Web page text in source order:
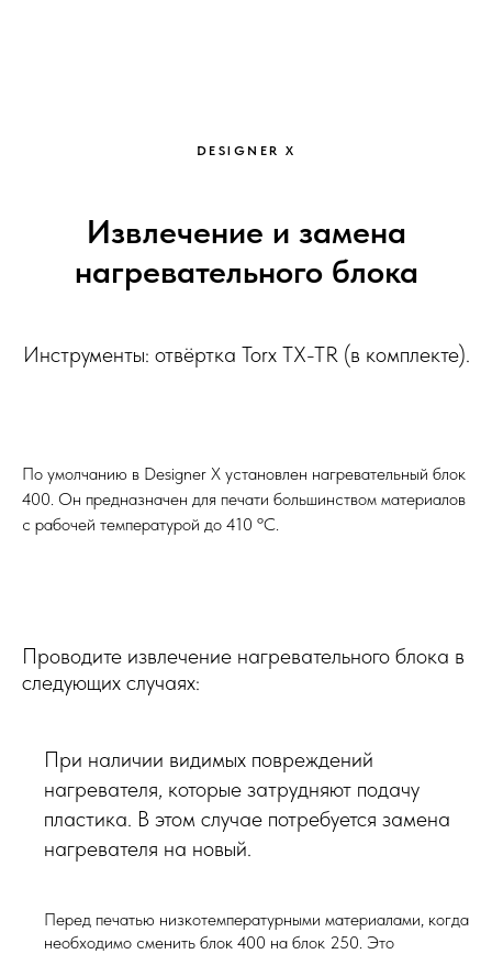
DESIGNER X
Извлечение и замена
нагревательного блока
Инструменты: отвёртка Torx TX-TR (в комплекте).
По умолчанию в Designer X установлен нагревательный блок
400. Он предназначен для печати большинством материалов
с рабочей температурой до 410 ºC.
Проводите извлечение нагревательного блока в
следующих случаях:
При наличии видимых повреждений
нагревателя, которые затрудняют подачу
пластика. В этом случае потребуется замена
нагревателя на новый.
Перед печатью низкотемпературными материалами, когда
необходимо сменить блок 400 на блок 250. Это